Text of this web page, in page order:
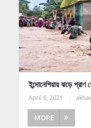
ইন্দোনেশিয়ায় ঝড়ে
April 6, 2021
MORE